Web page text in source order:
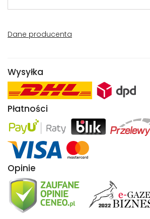
Dane producenta
Wysyłka
Płatności
Opinie